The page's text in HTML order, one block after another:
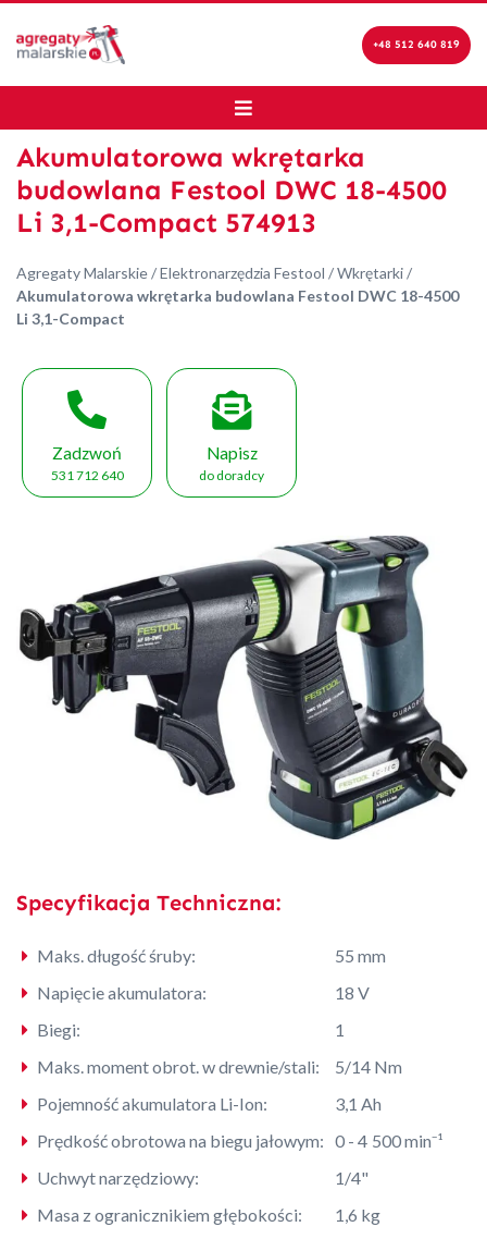
+48 512 640 819
Akumulatorowa wkrętarka
budowlana Festool DWC 18-4500
Li 3,1-Compact 574913
Agregaty Malarskie/Elektronarzędzia Festool /Wkrętarki/
Akumulatorowa wkrętarka budowlana Festool DWC 18-4500
Li 3,1-Compact
Zadzwoń
531 712 640
Napisz
do doradcy
Specyfikacja Techniczna:
Maks. długość śruby:
55 mm
Napięcie akumulatora:
18 V
Biegi:
1
Maks. moment obrot. w drewnie/stali:
5/14 Nm
Pojemność akumulatora Li-Ion:
3,1 Ah
Prędkość obrotowa na biegu jałowym: 0 - 4 500 min⁻¹
Uchwyt narzędziowy:
1/4"
Masa z ogranicznikiem głębokości:
1,6 kg